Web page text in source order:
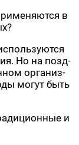
в
Но на позд­
орга­низ­
могут быть
и